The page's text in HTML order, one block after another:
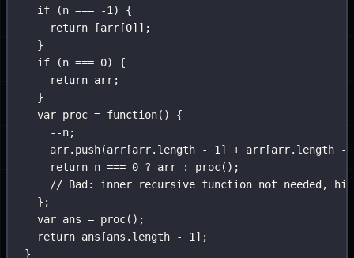
if (n === -1 ) {
return [arr[0]];
}
if (n === 0) {
return arr;
}
var proc = function() {
--n;
arr. push(arr[arr.length - 1 ] + arr[arr.length -
return n === 0 ? arr : proc();
// Bad: inner recursive function not needed,
};
var ans = proc();
return ans[ans.length - 1 ];
}